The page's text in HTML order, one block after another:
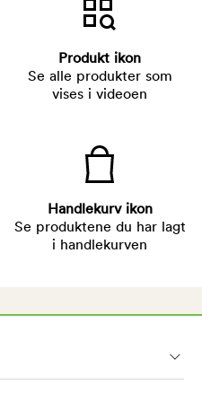
Produkt ikon
Se alle produkter som
vises i videoen
Handlekurv ikon
Se produktene du har lagt
i handlekurven